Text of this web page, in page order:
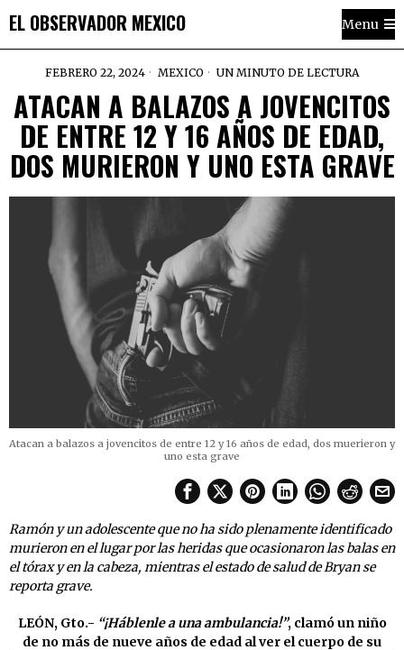
EL OBSERVADOR MEXICO Menu
FEBRERO 22, 2024 MEXICO UN MINUTO DE LECTURA
ATACAN A BALAZOS A JOVENCITOS
DE ENTRE 12 Y 16 AÑOS DE EDAD,
DOS MURIERON Y UNO ESTA GRAVE
Atacan a balazos a jovencitos de entre 12 y 16 años de edad, dos muerieron y
uno esta grave
Ramón y un adolescente que no ha sido plenamente identificado
murieron en el lugar por las heridas que ocasionaron las balas en
el tórax y en la cabeza, mientras el estado de salud de Bryan se
reporta grave.
LEÓN, Gto.- “¡Háblenle a una ambulancia!”, clamó un niño
de no más de nueve años de edad al ver el cuerpo de su